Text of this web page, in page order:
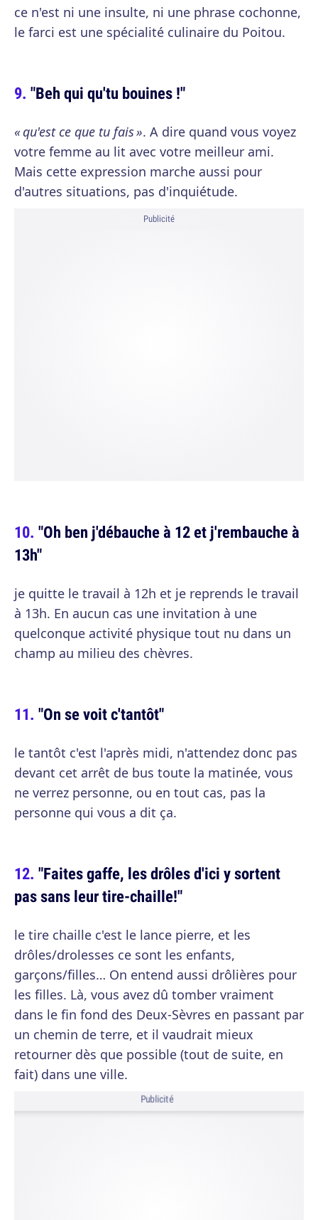
ce n'est ni une insulte, ni une phrase cochonne,
le farci est une spécialité culinaire du Poitou.
"Beh qui qu'tu bouines !"
« qu'est ce que tu fais ». A dire quand vous voyez
votre femme au lit avec votre meilleur ami.
Mais cette expression marche aussi pour
d'autres situations, pas d'inquiétude.
Publicité
"Oh ben j'débauche à 12 et j'rembauche à
13h"
je quitte le travail à 12h et je reprends le travail
à 13h. En aucun cas une invitation à une
quelconque activité physique tout nu dans un
champ au milieu des chèvres.
"On se voit c'tantôt"
le tantôt c'est l'après midi, n'attendez donc pas
devant cet arrêt de bus toute la matinée, vous
ne verrez personne, ou en tout cas, pas la
personne qui vous a dit ça.
"Faites gaffe, les drôles d'ici y sortent
pas sans leur tire-chaille!"
le tire chaille c'est le lance pierre, et les
drôles/drolesses ce sont les enfants,
garçons/filles… On entend aussi drôlières pour
les filles. Là, vous avez dû tomber vraiment
dans le fin fond des Deux-Sèvres en passant par
un chemin de terre, et il vaudrait mieux
retourner dès que possible (tout de suite, en
fait) dans une ville.
Publicité